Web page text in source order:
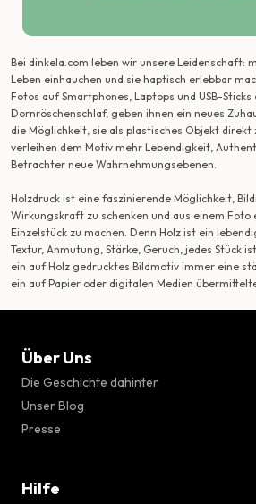
Bei dinkela.com leben wir unsere Leidenschaft:
Leben einhauchen und sie haptisch erlebbar
Fotos auf Smartphones, Laptops und USB-
Dornröschenschlaf, geben ihnen ein neues
die Möglichkeit, sie als plastisches Objekt direkt
verleihen dem Motiv mehr Lebendigkeit,
Betrachter neue Wahrnehmungsebenen.
Holzdruck ist eine faszinierende Möglichkeit,
Wirkungskraft zu schenken und aus einem Foto
Einzelstück zu machen. Denn Holz ist ein
Textur, Anmutung, Stärke, Geruch, jedes Stück
ein auf Holz gedrucktes Bildmotiv immer eine
ein auf Papier oder digitalen Medien
Über Uns
Die Geschichte dahinter
Unser Blog
Presse
Hilfe